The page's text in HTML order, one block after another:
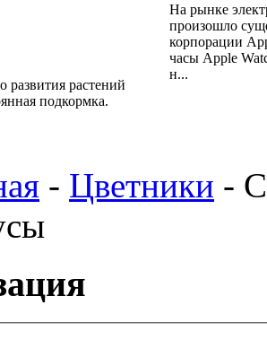
развития растений
подкормка.
На рынке
произошло
корпорации
часы Apple
н...
- Цветники -